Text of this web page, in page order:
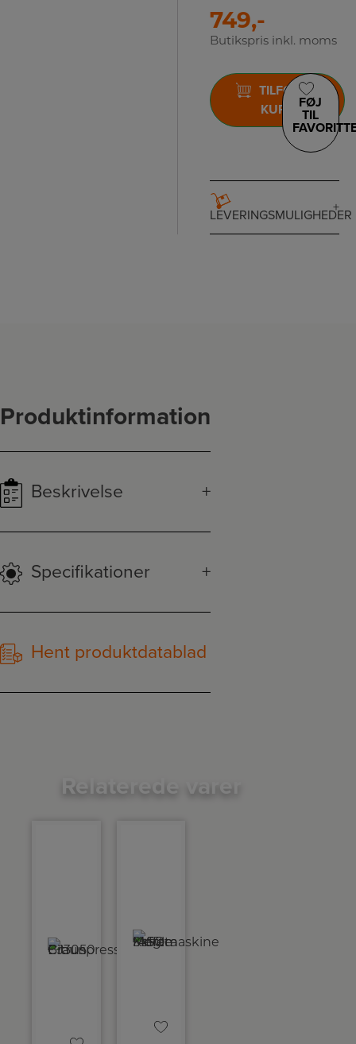
749,-
Butikspris inkl. moms
TILFØJ TIL
KURV
FØJ
TIL
LEVERINGSMULIGHEDER
Produktinformation
Beskrivelse
Specifikationer
Hent produktdatablad
Relaterede varer